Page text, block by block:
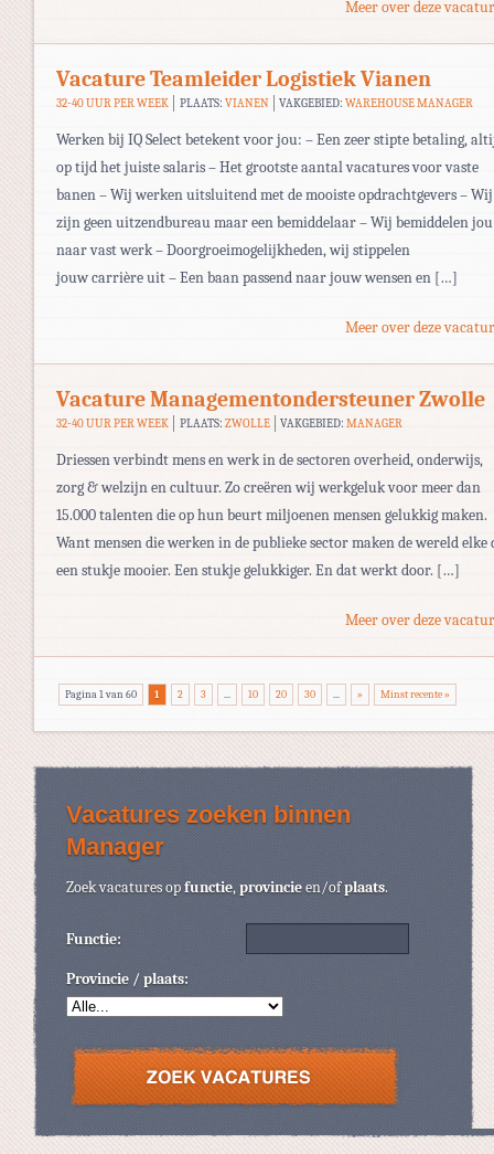
Meer over deze
Vacature Teamleider Logistiek Vianen
32-40 UUR PER WEEK PLAATS: VIANEN VAKGEBIED:WAREHOUSE MANAGER
Werken bij IQ Select betekent voor jou: – Een zeer stipte betaling,
op tijd het juiste salaris – Het grootste aantal vacatures voor vaste
banen – Wij werken uitsluitend met de mooiste opdrachtgevers – Wij
zijn geen uitzendbureau maar een bemiddelaar – Wij bemiddelen jou
naar vast werk – Doorgroeimogelijkheden, wij stippelen
jouw carrière uit – Een baan passend naar jouw wensen en […]
Meer over deze
Vacature Managementondersteuner Zwolle
32-40 UUR PER WEEK PLAATS: ZWOLLE VAKGEBIED:MANAGER
Driessen verbindt mens en werk in de sectoren overheid, onderwijs,
zorg & welzijn en cultuur. Zo creëren wij werkgeluk voor meer dan
15.000 talenten die op hun beurt miljoenen mensen gelukkig maken.
Want mensen die werken in de publieke sector maken de wereld elke
een stukje mooier. Een stukje gelukkiger. En dat werkt door. […]
Meer over deze
Pagina 1 van 60 1 2 3 ... 10 20 30 ... » Minst recente »
Vacatures zoeken binnen
Manager
Zoek vacatures opfunctie,provincieen/ofplaats.
Functie:
Provincie / plaats: